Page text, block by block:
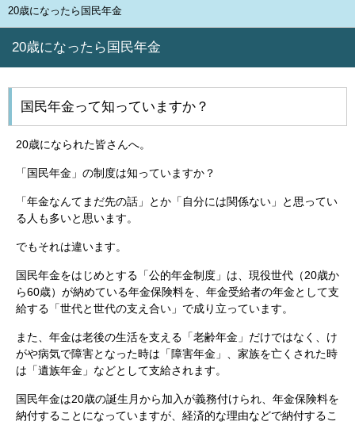
20歳になったら国民年金
20歳になったら国民年金
国民年金って知っていますか？
20歳になられた皆さんへ。
「国民年金」の制度は知っていますか？
「年金なんてまだ先の話」とか「自分には関係ない」と思ってい
る人も多いと思います。
でもそれは違います。
国民年金をはじめとする「公的年金制度」は、現役世代（20歳か
ら60歳）が納めている年金保険料を、年金受給者の年金として支
給する「世代と世代の支え合い」で成り立っています。
また、年金は老後の生活を支える「老齢年金」だけではなく、け
がや病気で障害となった時は「障害年金」、家族を亡くされた時
は「遺族年金」などとして支給されます。
国民年金は20歳の誕生月から加入が義務付けられ、年金保険料を
納付することになっていますが、経済的な理由などで納付するこ